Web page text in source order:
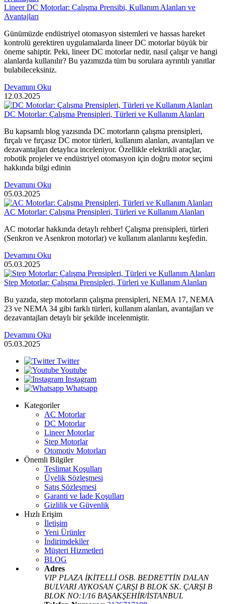
Lineer DC Motorlar: Çalışma Prensibi, Kullanım Alanları ve
Avantajları
Günümüzde endüstriyel otomasyon sistemleri ve hassas hareket
kontrolü gerektiren uygulamalarda lineer DC motorlar büyük bir
öneme sahiptir. Peki, lineer DC motorlar nedir, nasıl çalışır ve hangi
alanlarda kullanılır? Bu yazımızda tüm bu sorulara ayrıntılı yanıtlar
bulabileceksiniz.
Devamını Oku
12.03.2025
DC Motorlar: Çalışma Prensipleri, Türleri ve Kullanım Alanları
Bu kapsamlı blog yazısında DC motorların çalışma prensipleri,
fırçalı ve fırçasız DC motor türleri, kullanım alanları, avantajları ve
dezavantajları detaylıca inceleniyor. Özellikle elektrikli araçlar,
robotik projeler ve endüstriyel otomasyon için doğru motor seçimi
hakkında bilgi edinin
Devamını Oku
05.03.2025
AC Motorlar: Çalışma Prensipleri, Türleri ve Kullanım Alanları
AC motorlar hakkında detaylı rehber! Çalışma prensipleri, türleri
(Senkron ve Asenkron motorlar) ve kullanım alanlarını keşfedin.
Devamını Oku
05.03.2025
Step Motorlar: Çalışma Prensipleri, Türleri ve Kullanım Alanları
Bu yazıda, step motorların çalışma prensipleri, NEMA 17, NEMA
23 ve NEMA 34 gibi farklı türleri, kullanım alanları, avantajları ve
dezavantajları detaylı bir şekilde incelenmiştir.
Devamını Oku
05.03.2025
Twitter
Youtube
Instagram
Whatsapp
Kategoriler
AC Motorlar
DC Motorlar
Lineer Motorlar
Step Motorlar
Otomotiv Motorları
Önemli Bilgiler
Teslimat Koşulları
Üyelik Sözleşmesi
Satış Sözleşmesi
Garanti ve İade Koşulları
Gizlilik ve Güvenlik
Hızlı Erişim
İletişim
Yeni Ürünler
İndirimdekiler
Müşteri Hizmetleri
BLOG
Adres
VIP PLAZA İKİTELLİ OSB. BEDRETTİN DALAN
BULVARI AYKOSAN ÇARŞI B BLOK SK. ÇARŞI B
BLOK NO:1/16 BAŞAKŞEHİR/İSTANBUL